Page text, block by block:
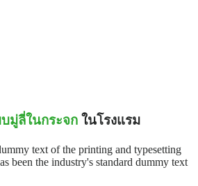
มู่ลี่ในกระจก ในโรงแรม
text of the printing and typesetting
been the industry's standard dummy text